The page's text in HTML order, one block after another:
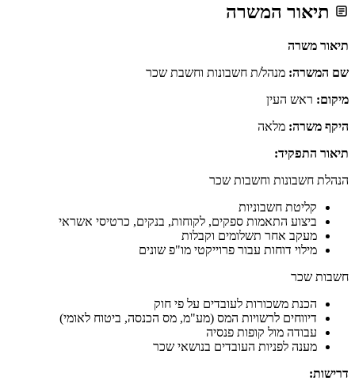
תיאור המשרה
תיאור משרה
שם המשרה: מנהל/ת חשבונות וחשבת שכר
מיקום: ראש העין
היקף משרה: מלאה
תיאור התפקיד:
הנהלת חשבונות וחשבות שכר
קליטת חשבוניות
ביצוע התאמות ספקים, לקוחות, בנקים, כרטיסי אשראי
מעקב אחר תשלומים וקבלות
מילוי דוחות עבור פרוייקטי מו"פ שונים
חשבות שכר
הכנת משכורות לעובדים על פי חוק
דיווחים לרשויות המס (מע"מ, מס הכנסה, ביטוח לאומי)
עבודה מול קופות פנסיה
מענה לפניות העובדים בנושאי שכר
דרישות: